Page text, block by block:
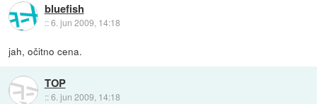
bluefish
::6. jun 2009, 14:18
jah, očitno cena.
TOP
::6. jun 2009, 14:18